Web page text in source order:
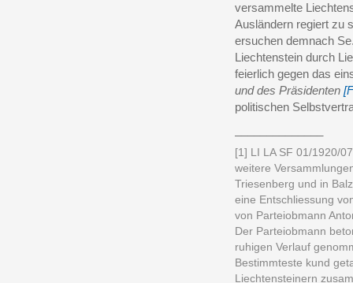
versammelte
Ausländern regiert zu
ersuchen demnach
Liechtenstein durch
feierlich gegen das
und des Präsidenten
politischen
[1] LI LA SF 01/1920/
weitere
Triesenberg und in
eine Entschliessung
von Parteiobmann
Der Parteiobmann
ruhigen Verlauf
Bestimmteste kund
Liechtensteinern